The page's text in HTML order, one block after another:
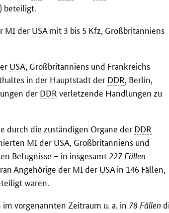
) beteiligt.
MIder USAmit 3 bis 5 Kfz, Großbritanniens
USA, Großbritanniens und Frankreichs
in der Hauptstadt der DDR, Berlin,
der DDR verletzende Handlungen zu
durch die zuständigen Organe der DDR
MIder USA, Großbritanniens und
Befugnisse – in insgesamt227 Fällen
Angehörige der MIder USAin 146 Fällen,
waren.
vorgenannten Zeitraum u. a. in 78 Fällen